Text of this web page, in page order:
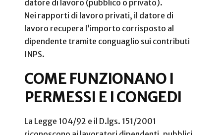
datore di lavoro (pubblico o privato).
Nei rapporti di lavoro privati, il datore di
lavoro recupera l’importo corrisposto al
dipendente tramite conguaglio sui contributi
INPS.
COME FUNZIONANO I
PERMESSI E I CONGEDI
La Legge 104/92 e il D.lgs. 151/2001